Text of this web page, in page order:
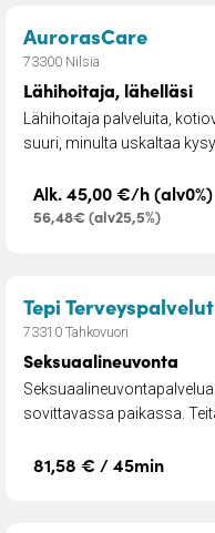
AurorasCare–
73300 Nilsiä
Lähihoitaja, lähelläsi
Lähihoitaja palveluita,
suuri, minulta uskaltaa
Alk. 45,00 €/h (alv0%)
56,48€ (alv25,5%)
Tepi
73310 Tahkovuori
Seksuaalineuvonta
sovittavassa paikassa.
81,58 € / 45min